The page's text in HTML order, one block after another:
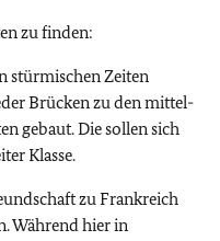
zu finden:
stürmischen Zeiten
Brücken zu den mittel-
gebaut. Die sollen sich
Klasse.
zu Frankreich
Während hier in